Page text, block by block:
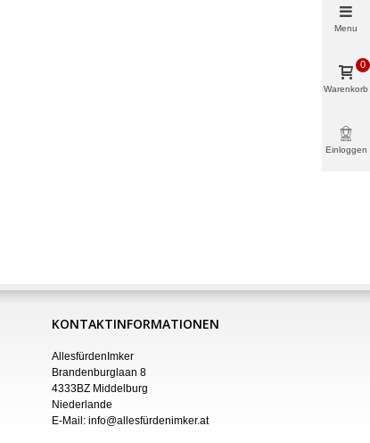
KONTAKTINFORMATIONEN
AllesfürdenImker
Brandenburglaan 8
4333BZ Middelburg
Niederlande
E-Mail: info@allesfürdenimker.at
Menu
Warenkorb
0
Einloggen